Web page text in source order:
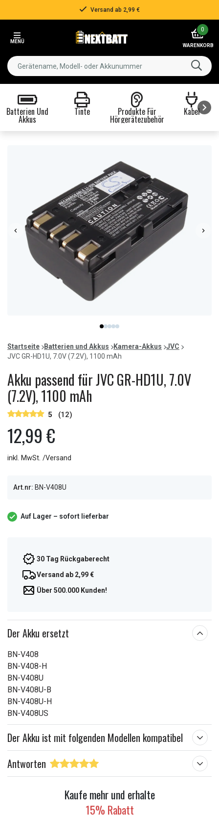
Versand ab 2,99 €
MENÜ
0
WARENKORB
Batterien Und
Akkus
Tinte Produkte Für
Hörgerätezubehör
Kabel
item
0
item
1
item
2
item
3
item
4
of
5
Startseite Batterien und Akkus Kamera-Akkus
JVC
JVC GR-HD1U, 7.0V (7.2V), 1100 mAh
Akku passend für JVC GR-HD1U, 7.0V
(7.2V), 1100 mAh
5 (12)
12,99 €
inkl. MwSt. /Versand
Art.nr: BN-V408U
Auf Lager – sofort lieferbar
30 Tag Rückgaberecht
Versand ab 2,99 €
Über 500.000 Kunden!
Der Akku ersetzt
BN-V408
BN-V408-H
BN-V408U
BN-V408U-B
BN-V408U-H
BN-V408US
Der Akku ist mit folgenden Modellen kompatibel
Antworten
Kaufe mehr und erhalte
15% Rabatt